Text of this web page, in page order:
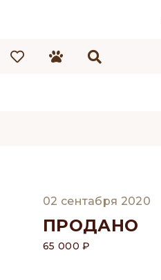
02 сентабря 2020
ПРОДАНО
65 000 ₽